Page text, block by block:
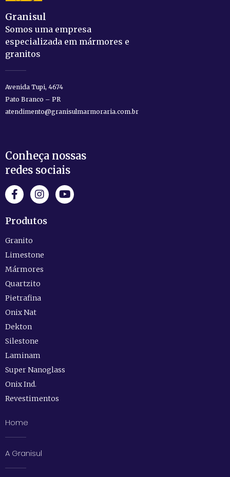
Granisul
Somos uma empresa
especializada em mármores e
granitos
Avenida Tupi, 4674
Pato Branco – PR
atendimento@granisulmarmoraria.com.br
Conheça nossas
redes sociais
Produtos
Granito
Limestone
Mármores
Quartzito
Pietrafina
Onix Nat
Dekton
Silestone
Laminam
Super Nanoglass
Onix Ind.
Revestimentos
Home
A Granisul